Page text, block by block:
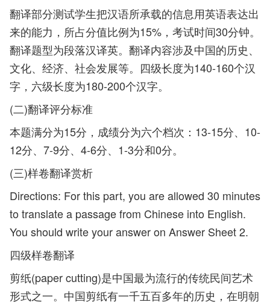
翻译部分测试学生把汉语所承载的信息用英语表达出
来的能力，所占分值比例为15%，考试时间30分钟。
翻译题型为段落汉译英。翻译内容涉及中国的历史、
文化、经济、社会发展等。四级长度为140-160个汉
字，六级长度为180-200个汉字。
(二)翻译评分标准
本题满分为15分，成绩分为六个档次：13-15分、10-
12分、7-9分、4-6分、1-3分和0分。
(三)样卷翻译赏析
Directions: For this part, you are allowed 30 minutes
to translate a passage from Chinese into English.
You should write your answer on Answer Sheet 2.
四级样卷翻译
剪纸(paper cutting)是中国最为流行的传统民间艺术
形式之一。中国剪纸有一千五百多年的历史，在明朝